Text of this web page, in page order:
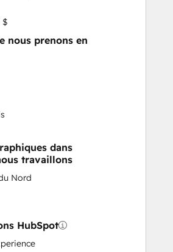
Marketing Services
Development
Automation
Alignment
and Training
$
nous prenons en
dans
travaillons
Nord
HubSpot